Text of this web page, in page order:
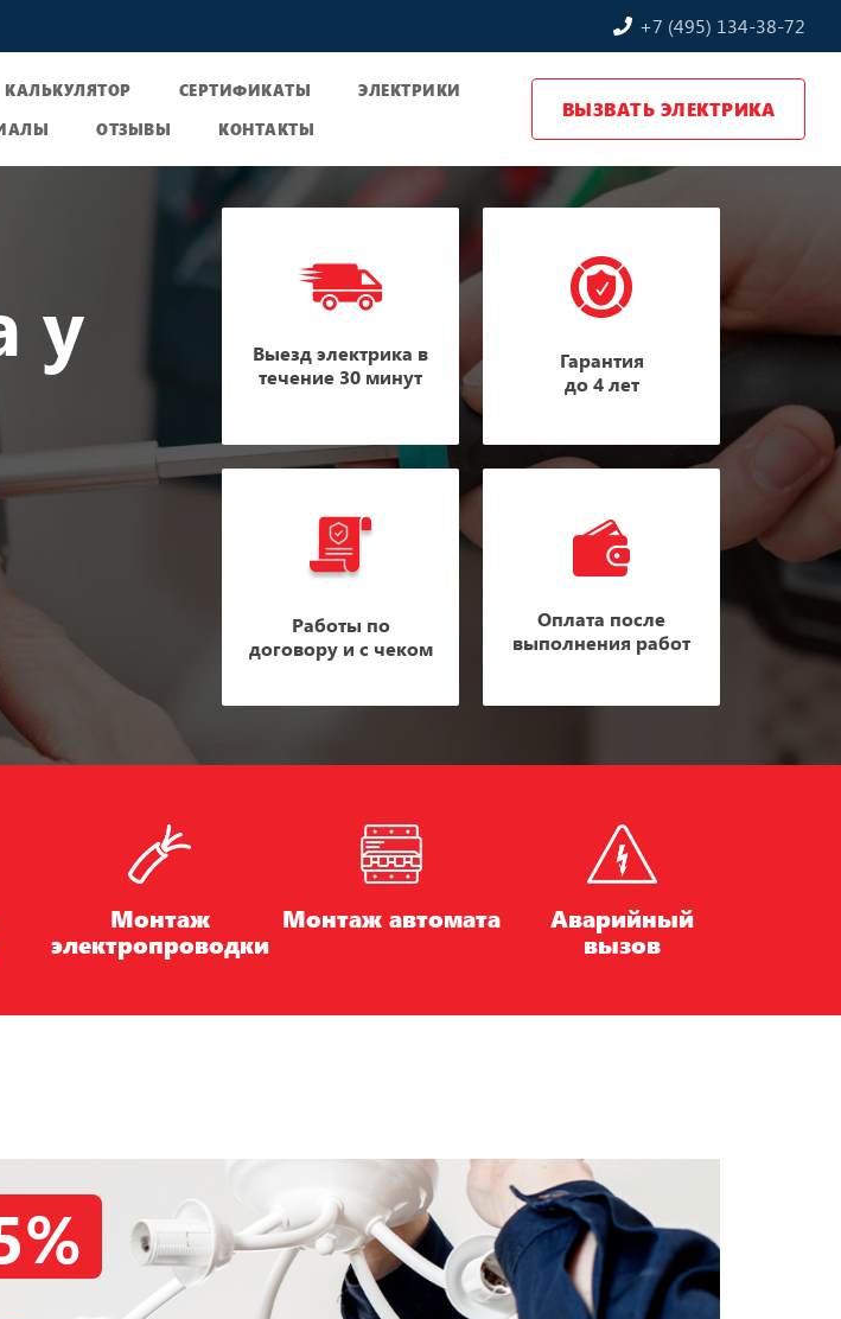
+7 (495) 134-38-72
КАЛЬКУЛЯТОР СЕРТИФИКАТЫ
ЭЛЕКТРИКИ
ОТЗЫВЫ КОНТАКТЫ
ВЫЗВАТЬ ЭЛЕКТРИКА
у
Выезд электрика в
течение 30 минут
Гарантия
до 4 лет
Работы по
договору и с чеком
Оплата после
выполнения работ
Монтаж
электропроводки
Монтаж автомата Аварийный
вызов